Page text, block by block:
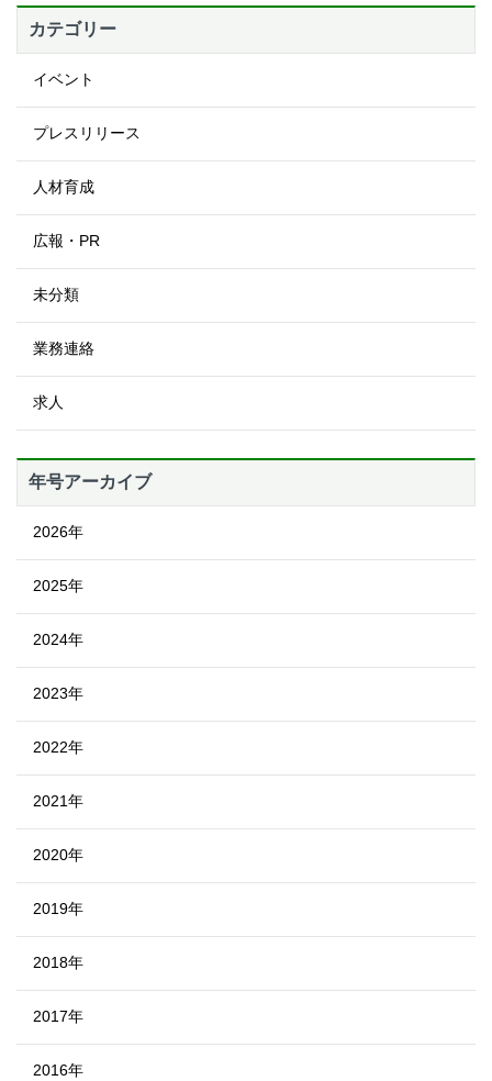
カテゴリー
イベント
プレスリリース
人材育成
広報・PR
未分類
業務連絡
求人
年号アーカイブ
2026年
2025年
2024年
2023年
2022年
2021年
2020年
2019年
2018年
2017年
2016年